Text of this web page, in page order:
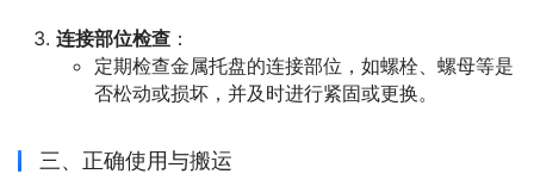
连接部位检查 ：
定期检查金属托盘的连接部位，如螺栓、螺母等是
否松动或损坏，并及时进行紧固或更换。
三、正确使用与搬运